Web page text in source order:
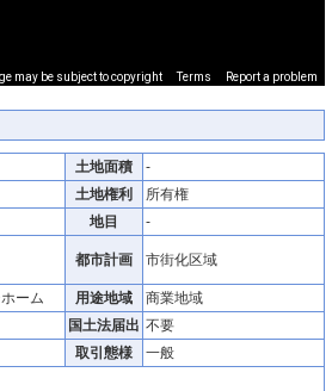
may be subject to copyright Terms Report a problem
土地面積
-
土地権利
所有権
地目
-
都市計画 市街化区域
ーム 用途地域
商業地域
国土法届出 不要
取引態様
一般